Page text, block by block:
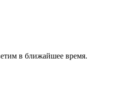
в ближайшее время.